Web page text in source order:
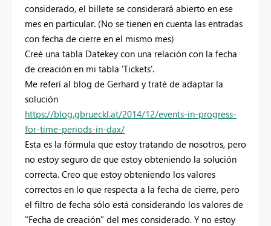
considerado, el billete se considerará abierto en ese
mes en particular. (No se tienen en cuenta las entradas
con fecha de cierre en el mismo mes)
Creé una tabla Datekey con una relación con la fecha
de creación en mi tabla 'Tickets'.
Me referí al blog de Gerhard y traté de adaptar la
solución
https://blog.gbrueckl.at/2014/12/events-in-progress-
for-time-periods-in-dax/
Esta es la fórmula que estoy tratando de nosotros, pero
no estoy seguro de que estoy obteniendo la solución
correcta. Creo que estoy obteniendo los valores
correctos en lo que respecta a la fecha de cierre, pero
el filtro de fecha sólo está considerando los valores de
"Fecha de creación" del mes considerado. Y no estoy